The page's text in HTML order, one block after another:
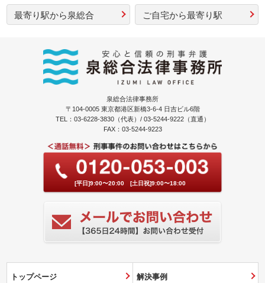
ご自宅から最寄り駅
最寄り駅から泉総合
泉総合法律事務所
〒104-0005 東京都港区新橋3-6-4 日吉ビル6階
TEL：03-6228-3830（代表）/ 03-5244-9222（直通）
FAX：03-5244-9223
[平日]9:00〜20:00 [土日祝]9:00〜18:00
トップページ 解決事例